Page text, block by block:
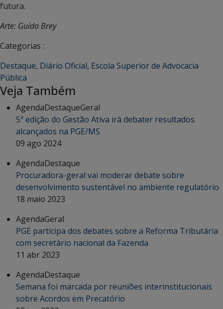
futura.
Arte: Guido Brey
Categorias :
Destaque, Diário Oficial, Escola Superior de Advocacia
Pública
Veja Também
AgendaDestaqueGeral
5ª edição do Gestão Ativa irá debater resultados
alcançados na PGE/MS
09 ago 2024
AgendaDestaque
Procuradora-geral vai moderar debate sobre
desenvolvimento sustentável no ambiente regulatório
18 maio 2023
AgendaGeral
PGE participa dos debates sobre a Reforma Tributária
com secretário nacional da Fazenda
11 abr 2023
AgendaDestaque
Semana foi marcada por reuniões interinstitucionais
sobre Acordos em Precatório